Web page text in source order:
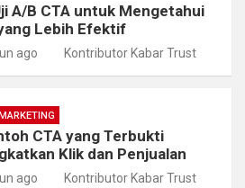
A/B CTA untuk Mengetahui
Lebih Efektif
ago Kontributor Kabar Trust
CTA yang Terbukti
Klik dan Penjualan
ago Kontributor Kabar Trust